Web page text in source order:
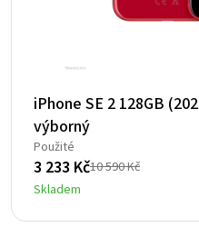
iPhone SE 2 128GB
výborný
Použité
10 590Kč
Původní
cena
byla:
3 233 Kč
Aktuální
cena
je:
Skladem